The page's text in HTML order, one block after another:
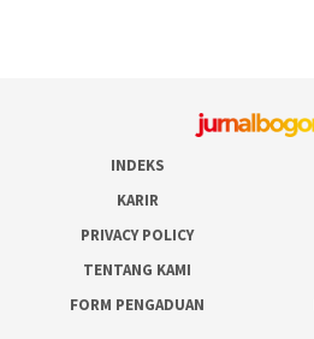
INDEKS
KARIR
PRIVACY POLICY
TENTANG KAMI
FORM PENGADUAN